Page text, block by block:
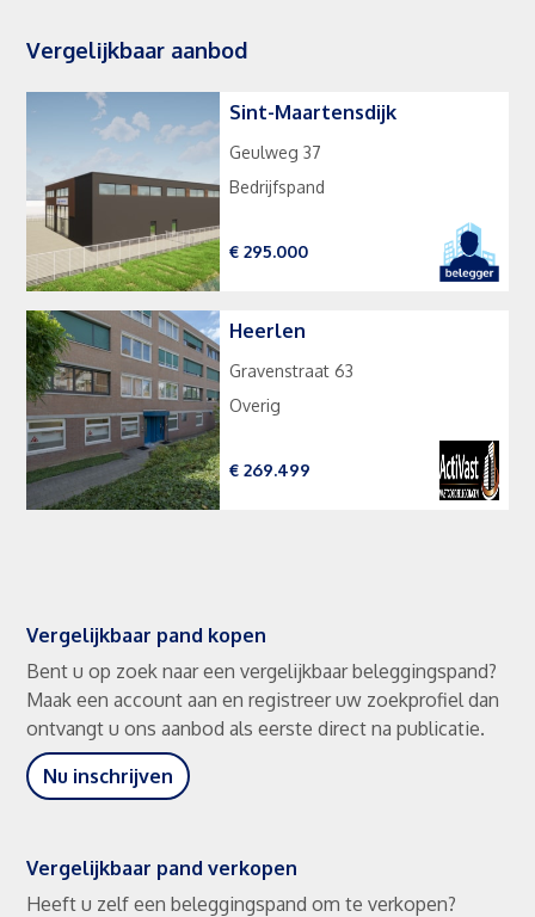
Vergelijkbaar aanbod
Sint-Maartensdijk
Geulweg 37
Bedrijfspand
€ 295.000
Heerlen
Gravenstraat 63
Overig
€ 269.499
Vergelijkbaar pand kopen
Bent u op zoek naar een vergelijkbaar beleggingspand?
Maak een account aan en registreer uw zoekprofiel dan
ontvangt u ons aanbod als eerste direct na publicatie.
Nu inschrijven
Vergelijkbaar pand verkopen
Heeft u zelf een beleggingspand om te verkopen?